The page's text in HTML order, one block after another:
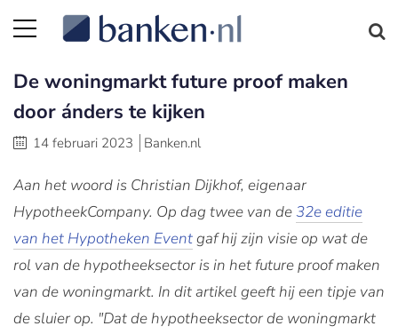
De woningmarkt future proof maken
door ánders te kijken
14 februari 2023 Banken.nl
Aan het woord is Christian Dijkhof, eigenaar
HypotheekCompany. Op dag twee van de32e editie
van het Hypotheken Eventgaf hij zijn visie op wat de
rol van de hypotheeksector is in het future proof maken
van de woningmarkt. In dit artikel geeft hij een tipje van
de sluier op. "Dat de hypotheeksector de woningmarkt